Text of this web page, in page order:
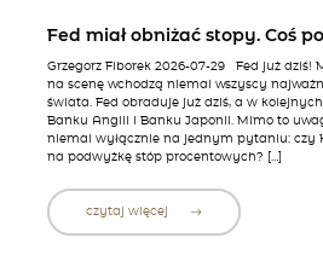
Fed miał obniżać stopy. Coś
Grzegorz Fiborek 2026-07-29 Fed już dziś!
na scenę wchodzą niemal wszyscy
świata. Fed obraduje już dziś, a w
Banku Anglii i Banku Japonii. Mimo to
niemal wyłącznie na jednym pytaniu: czy
na podwyżkę stóp procentowych? […]
czytaj więcej